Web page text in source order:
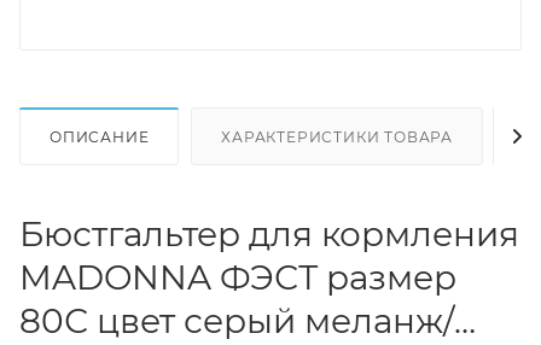
ОПИСАНИЕ ХАРАКТЕРИСТИКИ ТОВАРА
Бюстгальтер для кормления
MADONNA ФЭСТ размер
80С цвет серый меланж/